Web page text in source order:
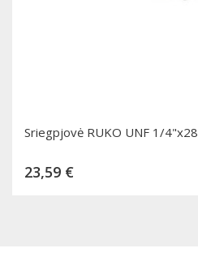
Sriegpjovė RUKO UNF 1/4"x28
23,59 €